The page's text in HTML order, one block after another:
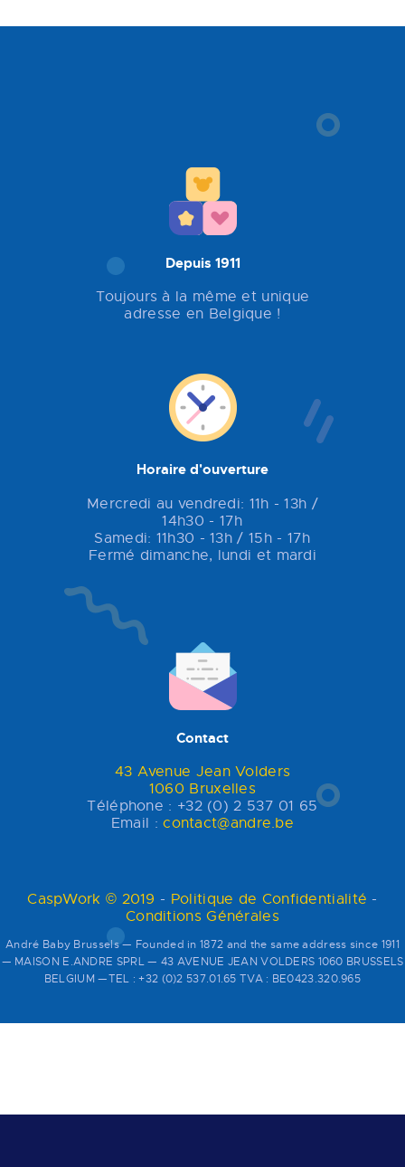
Depuis 1911
Toujours à la même et unique
adresse en Belgique !
Horaire d'ouverture
Mercredi au vendredi: 11h - 13h /
14h30 - 17h
Samedi: 11h30 - 13h / 15h - 17h
Fermé dimanche, lundi et mardi
Contact
43 Avenue Jean Volders
1060 Bruxelles
Téléphone : +32 (0) 2 537 01 65
Email :contact@andre.be
CaspWork © 2019 - Politique de Confidentialité -
Conditions Générales
André Baby Brussels — Founded in 1872 and the same address since 1911
— MAISON E.ANDRE SPRL — 43 AVENUE JEAN VOLDERS 1060 BRUSSELS
BELGIUM —TEL : +32 (0)2 537.01.65 TVA : BE0423.320.965